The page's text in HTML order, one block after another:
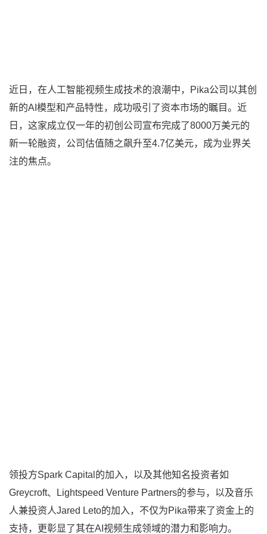
近日，在人工智能视频生成技术的浪潮中，Pika公司以其创
新的AI模型和产品特性，成功吸引了资本市场的瞩目。近
日，这家成立仅一年的初创公司宣布完成了8000万美元的
新一轮融资，公司估值随之飙升至4.7亿美元，成为业界关
注的焦点。
领投方Spark Capital的加入，以及其他知名投资者如
Greycroft、Lightspeed Venture Partners的参与，以及音乐
人兼投资人Jared Leto的加入，不仅为Pika带来了资金上的
支持，更彰显了其在AI视频生成领域的潜力和影响力。